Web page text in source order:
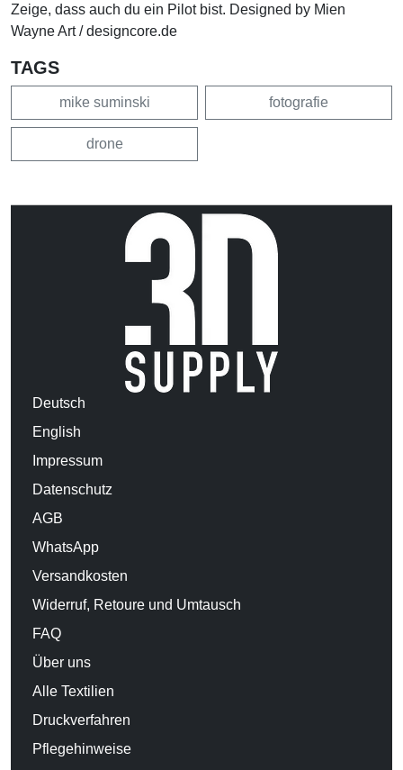
Zeige, dass auch du ein Pilot bist. Designed by Mien
Wayne Art / designcore.de
TAGS
mike suminski fotografie
drone
Deutsch
English
Impressum
Datenschutz
AGB
WhatsApp
Versandkosten
Widerruf, Retoure und Umtausch
FAQ
Über uns
Alle Textilien
Druckverfahren
Pflegehinweise